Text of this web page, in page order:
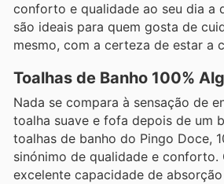
conforto e qualidade ao seu dia a
são ideais para quem gosta de
mesmo, com a certeza de estar a
Toalhas de Banho 100%
Nada se compara à sensação de
toalha suave e fofa depois de um
toalhas de banho do Pingo Doce,
sinónimo de qualidade e conforto.
excelente capacidade de